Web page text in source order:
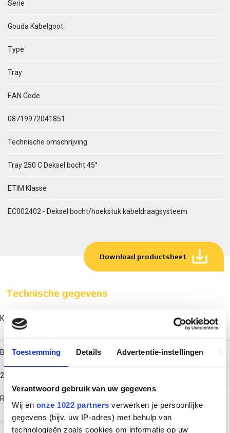
Toestemming Details Advertentie-instellingen
Verantwoord gebruik van uw gegevens
Wij en onze 1022 partners verwerken je persoonlijke
gegevens (bijv. uw IP-adres) met behulp van
technologieën zoals cookies om informatie op uw
Serie
Gouda Kabelgoot
Type
Tray
EAN Code
08719972041851
Technische omschrijving
Tray 250 C Deksel bocht 45°
ETIM Klasse
EC002402 - Deksel bocht/hoekstuk kabeldraagsysteem
Download productsheet
Technische gegevens
Kleur
Breedte
250
RAL-nummer
-